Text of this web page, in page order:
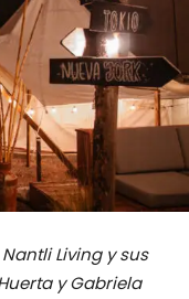
Living y sus
y Gabriela